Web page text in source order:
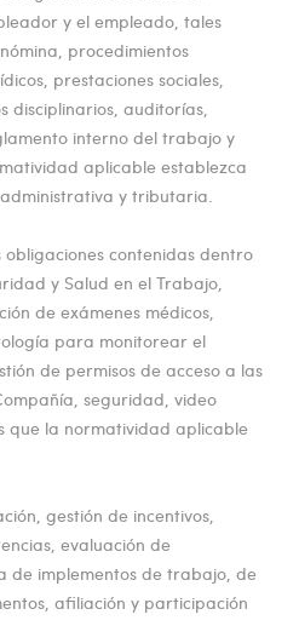
y el empleado, tales
procedimientos
prestaciones sociales,
disciplinarios, auditorías,
interno del trabajo y
aplicable establezca
y tributaria.
obligaciones contenidas dentro
y Salud en el Trabajo,
de exámenes médicos,
para monitorear el
de permisos de acceso a las
seguridad, video
que la normatividad aplicable
gestión de incentivos,
evaluación de
de implementos de trabajo, de
afiliación y participación